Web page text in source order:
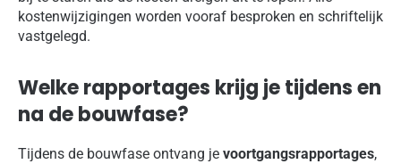
kostenwijzigingen worden vooraf besproken en schriftelijk
vastgelegd.
Welke rapportages krijg je tijdens en
na de bouwfase?
Tijdens de bouwfase ontvang je voortgangsrapportages,